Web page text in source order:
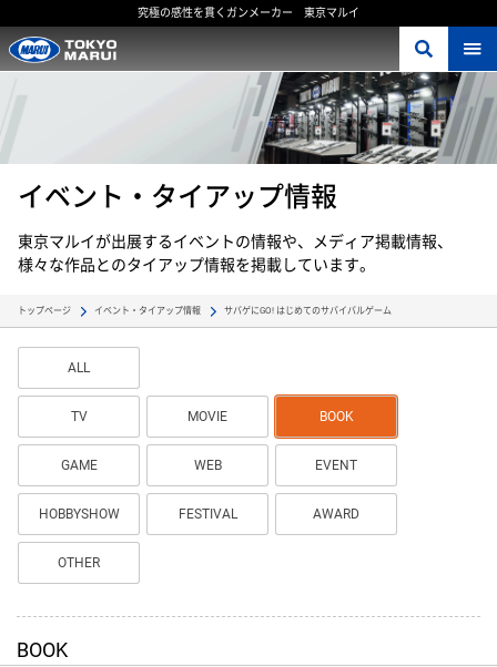
究極の感性を貫くガンメーカー 東京マルイ
イベント・タイアップ情報
東京マルイが出展するイベントの情報や、メディア掲載情報、
様々な作品とのタイアップ情報を掲載しています。
トップページ イベント・タイアップ情報 サバゲにGO! はじめてのサバイバルゲーム
ALL
TV MOVIE BOOK
GAME WEB EVENT
HOBBYSHOW FESTIVAL AWARD
OTHER
BOOK